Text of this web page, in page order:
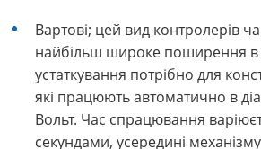
Вартові; цей вид контролерів
найбільш широке поширення в
устаткування потрібно для
які працюють автоматично в
Вольт. Час спрацювання
секундами, усередині